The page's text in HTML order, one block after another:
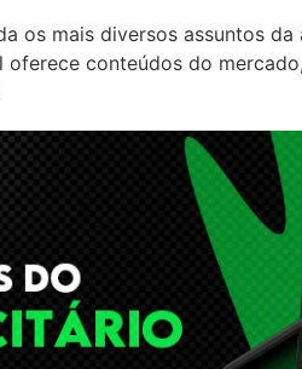
os mais diversos assuntos
conteúdos do